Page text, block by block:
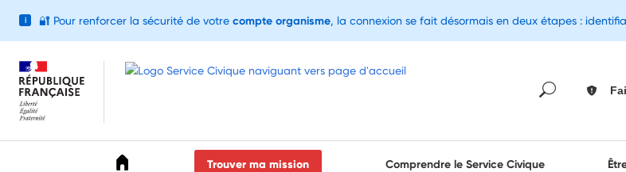
Trouver ma mission Comprendre le Service Civique
i 🔐 Pour renforcer la sécurité de votre compte organisme, la connexion se fait désormais en deux étapes :